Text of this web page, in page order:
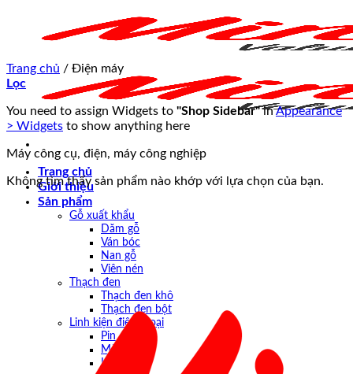
Trang chủ
Giới thiệu
Sản phẩm
Gỗ xuất khẩu
Dăm gỗ
Ván bóc
Nan gỗ
Viên nén
Thạch đen
Thạch đen khô
Thạch đen bột
Linh kiện điện thoại
Pin
Màn hình
Kính
Trang chủ / Điện máy
Lọc
You need to assign Widgets to "Shop Sidebar"inAppearance
> Widgets to show anything here
Máy công cụ, điện, máy công nghiệp
Không tìm thấy sản phẩm nào khớp với lựa chọn của bạn.